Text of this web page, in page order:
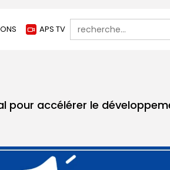
APS TV
Search
for:
pour accélérer le